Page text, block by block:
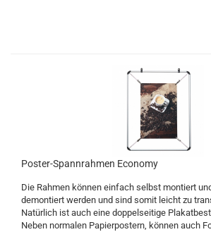
Poster-Spannrahmen Economy
Die Rahmen können einfach selbst montiert
demontiert werden und sind somit leicht zu
Natürlich ist auch eine doppelseitige
Neben normalen Papierpostern, können auch